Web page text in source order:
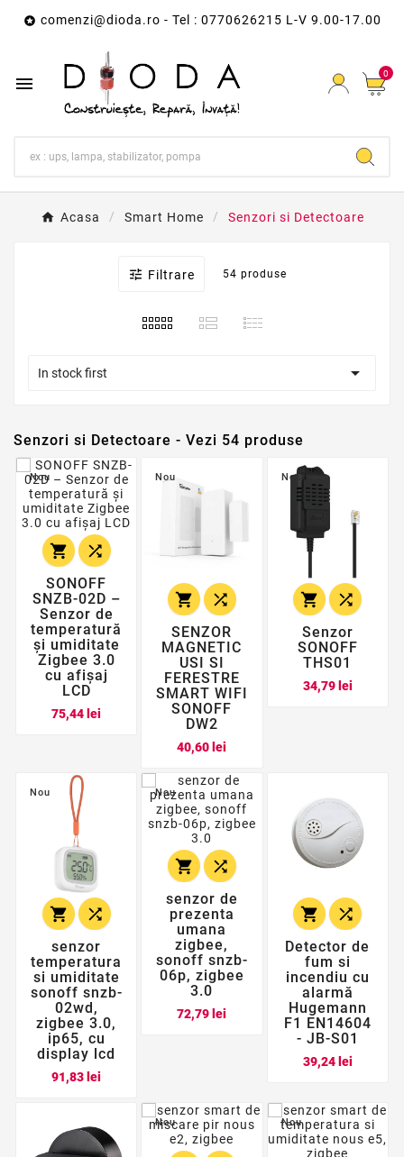
 comenzi@dioda.ro - Tel : 0770626215 L-V 9.00-17.00
 0
Acasa Smart Home Senzori si Detectoare
 Filtrare 54 produse
In stock first 
Senzori si Detectoare - Vezi 54 produse
Nou
 
SONOFF
SNZB-02D –
Senzor de
temperatură
și umiditate
Zigbee 3.0
cu afișaj
LCD
75,44 lei
Nou
 
SENZOR
MAGNETIC
USI SI
FERESTRE
SMART WIFI
SONOFF
DW2
40,60 lei
Nou
 
Senzor
SONOFF
THS01
34,79 leiPret
Nou
 
senzor
temperatura
si umiditate
sonoff snzb-
02wd,
zigbee 3.0,
ip65, cu
display lcd
91,83 lei
Nou
 
senzor de
prezenta
umana
zigbee,
sonoff snzb-
06p, zigbee
3.0
72,79 lei
 
Detector de
fum si
incendiu cu
alarmă
Hugemann
F1 EN14604
- JB-S01
39,24 leiPret
Nou Nou